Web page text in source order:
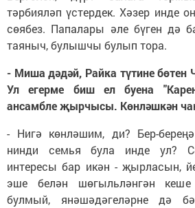
тәрбияләп үстердек. Хәзер инде
сөябез. Папалары әле бүген дә
таяныч, булышчы булып тора.
- Миша дәдәй, Райка түтине
Ул егерме биш ел буена
ансамбле җырчысы. Көнләшкән
- Нигә көнләшим, ди? Бер-
нинди семья була инде ул?
интересы бар икән - җырласын,
эше белән шөгыльләнгән кеше
булмый, янәшәдәгеләрне дә